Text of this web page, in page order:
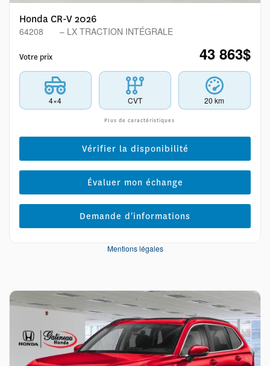
Honda CR-V 2026
64208 – LX TRACTION INTÉGRALE
Votre prix 43 863$
4×4 CVT 20 km
Plus de caractéristiques
Vérifier la disponibilité
Évaluer mon échange
Demande d'informations
Mentions légales